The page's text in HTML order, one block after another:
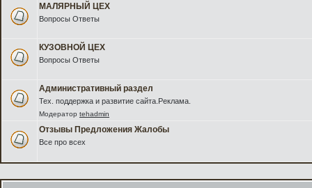
МАЛЯРНЫЙ ЦЕХ
Вопросы Ответы
КУЗОВНОЙ ЦЕХ
Вопросы Ответы
Административный раздел
Тех. поддержка и развитие сайта.Реклама.
Модератор tehadmin
Отзывы Предложения Жалобы
Все про всех